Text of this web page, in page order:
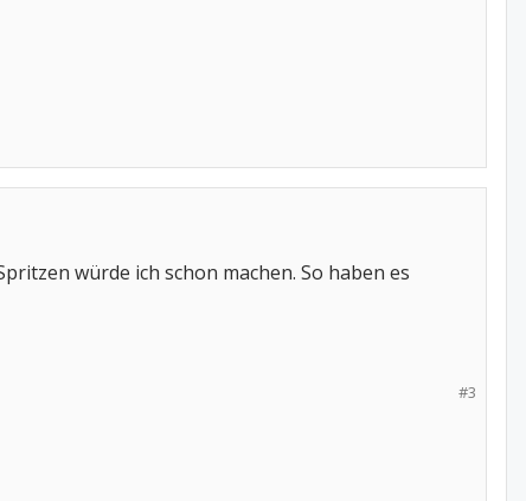
würde ich schon machen. So haben es
#3